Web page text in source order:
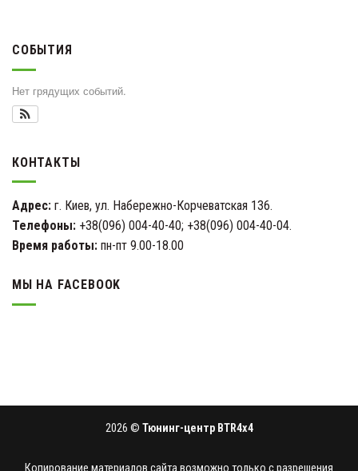
СОБЫТИЯ
Нет грядущих событий.
КОНТАКТЫ
Адрес: г. Киев, ул. Набережно-Корчеватская 136.
Телефоны: +38(096) 004-40-40; +38(096) 004-40-04.
Время работы: пн-пт 9.00-18.00
МЫ НА FACEBOOK
2026 © Тюнинг-центр BTR4x4
Копирование материалов сайта возможно только с разрешения